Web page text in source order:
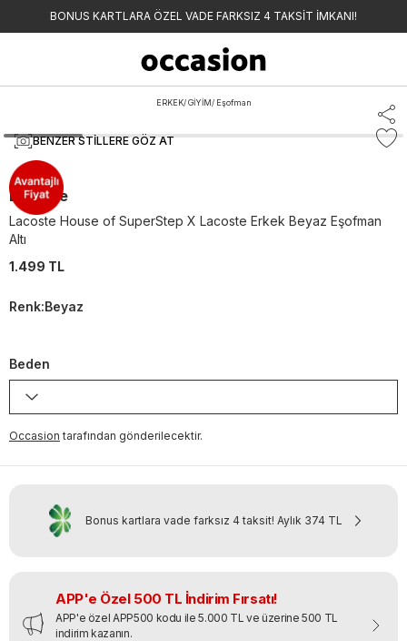
BONUS KARTLARA ÖZEL VADE FARKSIZ 4 TAKSİT İMKANI!
ERKEK/ GİYİM/ Eşofman
BENZER STILLERE GÖZ AT
Lacoste
Lacoste House of SuperStep X Lacoste Erkek Beyaz Eşofman
Altı
1.499 TL
Renk:Beyaz
Beden
Occasion tarafından gönderilecektir.
Bonus kartlara vade farksız 4 taksit! Aylık 374 TL
APP'e Özel 500 TL İndirim Fırsatı!
APP'e özel APP500 kodu ile 5.000 TL ve üzerine 500 TL
indirim kazanın.